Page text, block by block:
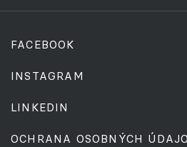
FACEBOOK
INSTAGRAM
LINKEDIN
OCHRANA OSOBNÝCH